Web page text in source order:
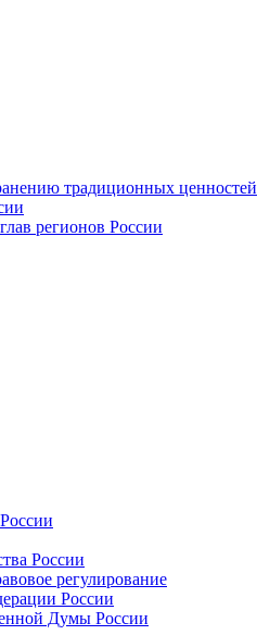
традиционных ценностей
регионов России
России
регулирование
России
Думы России